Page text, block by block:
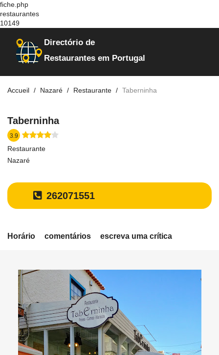
fiche.php
restaurantes
10149
Directório de
Restaurantes em Portugal
Accueil Nazaré Restaurante Taberninha
Taberninha
3.9
Restaurante
Nazaré
262071551
Horário comentários escreva uma crítica